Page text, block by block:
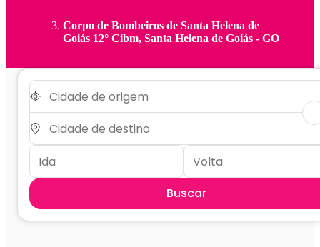
Corpo de Bombeiros de Santa Helena de
Goiás 12° Cibm, Santa Helena de Goiás - GO
Buscar